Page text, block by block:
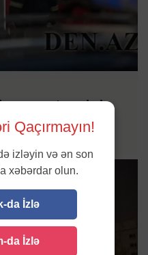
məntəqəsində
Qaçırmayın!
izləyin və ən son
xəbərdar olun.
da İzlə
da İzlə